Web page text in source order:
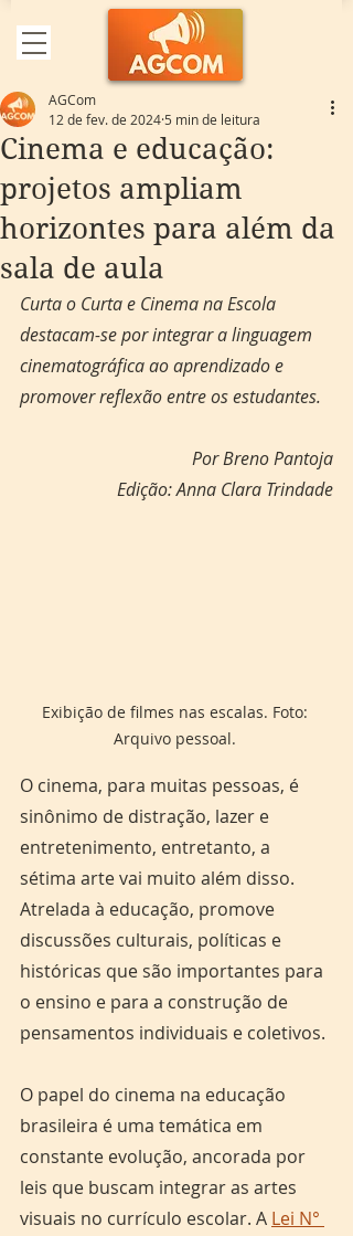
Cinema e educação:
projetos ampliam
horizontes para além da
sala de aula
AGCom
12 de fev. de 2024 5 min de leitura
Curta o Curta e Cinema na Escola
destacam-se por integrar a linguagem
cinematográfica ao aprendizado e
promover reflexão entre os estudantes.
Por Breno Pantoja
Edição: Anna Clara Trindade
Exibição de filmes nas escalas. Foto:
Arquivo pessoal.
O cinema, para muitas pessoas, é
sinônimo de distração, lazer e
entretenimento, entretanto, a
sétima arte vai muito além disso.
Atrelada à educação, promove
discussões culturais, políticas e
históricas que são importantes para
o ensino e para a construção de
pensamentos individuais e coletivos.
O papel do cinema na educação
brasileira é uma temática em
constante evolução, ancorada por
leis que buscam integrar as artes
visuais no currículo escolar. A Lei N°